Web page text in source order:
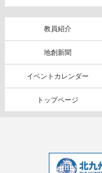
教員紹介
地創新聞
イベントカレンダー
トップページ